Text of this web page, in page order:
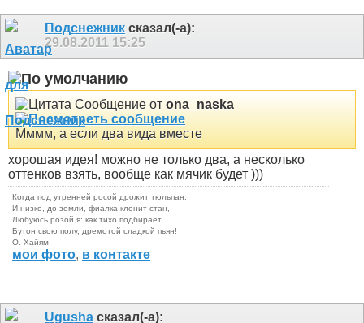
Подснежник сказал(-а):
29.08.2011 15:25
Сообщение от ona_naska
Мммм, а если два вида вместе
хорошая идея! можно не только два, а несколько
оттенков взять, вообще как мячик будет )))
Когда под утренней росой дрожит тюльпан,
И низко, до земли, фиалка клонит стан,
Любуюсь розой я: как тихо подбирает
Бутон свою полу, дремотой сладкой пьян!
О. Хайям
мои фото, в контакте
Ugusha сказал(-а):